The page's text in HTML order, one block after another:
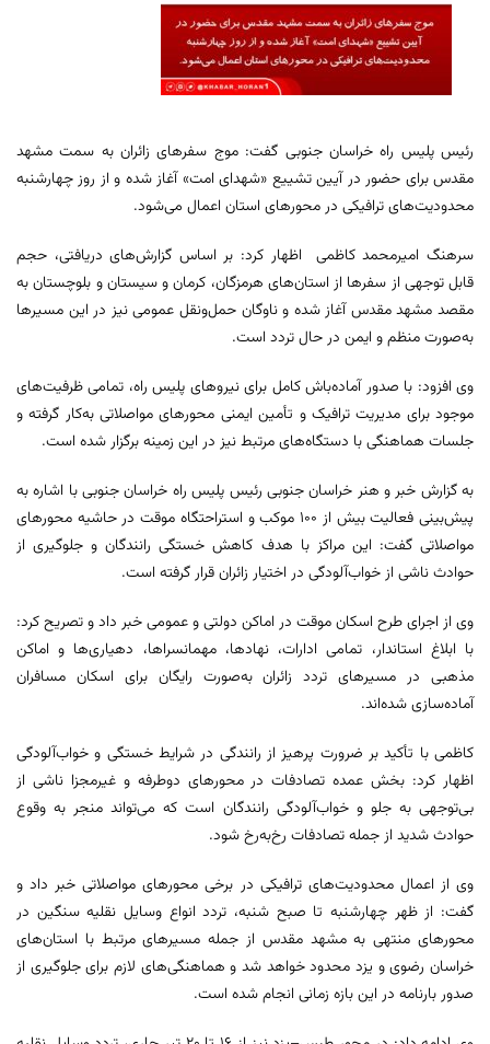
رئیس پلیس راه خراسان جنوبی گفت: موج سفرهای زائران به سمت مشهد
مقدس برای حضور در آیین تشییع «شهدای امت» آغاز شده و از روز چهارشنبه
محدودیت‌های ترافیکی در محورهای استان اعمال می‌شود.
سرهنگ امیرمحمد کاظمی اظهار کرد: بر اساس گزارش‌های دریافتی، حجم
قابل توجهی از سفرها از استان‌های هرمزگان، کرمان و سیستان و بلوچستان به
مقصد مشهد مقدس آغاز شده و ناوگان حمل‌ونقل عمومی نیز در این مسیرها
به‌صورت منظم و ایمن در حال تردد است.
وی افزود: با صدور آماده‌باش کامل برای نیروهای پلیس راه، تمامی ظرفیت‌های
موجود برای مدیریت ترافیک و تأمین ایمنی محورهای مواصلاتی به‌کار گرفته و
جلسات هماهنگی با دستگاه‌های مرتبط نیز در این زمینه برگزار شده است.
به گزارش خبر و هنر خراسان جنوبی رئیس پلیس راه خراسان جنوبی با اشاره به
پیش‌بینی فعالیت بیش از ۱۰۰ موکب و استراحتگاه موقت در حاشیه محورهای
مواصلاتی گفت: این مراکز با هدف کاهش خستگی رانندگان و جلوگیری از
حوادث ناشی از خواب‌آلودگی در اختیار زائران قرار گرفته است.
وی از اجرای طرح اسکان موقت در اماکن دولتی و عمومی خبر داد و تصریح کرد:
با ابلاغ استاندار، تمامی ادارات، نهادها، مهمانسراها، دهیاری‌ها و اماکن
مذهبی در مسیرهای تردد زائران به‌صورت رایگان برای اسکان مسافران
آماده‌سازی شده‌اند.
کاظمی با تأکید بر ضرورت پرهیز از رانندگی در شرایط خستگی و خواب‌آلودگی
اظهار کرد: بخش عمده تصادفات در محورهای دوطرفه و غیرمجزا ناشی از
بی‌توجهی به جلو و خواب‌آلودگی رانندگان است که می‌تواند منجر به وقوع
حوادث شدید از جمله تصادفات رخ‌به‌رخ شود.
وی از اعمال محدودیت‌های ترافیکی در برخی محورهای مواصلاتی خبر داد و
گفت: از ظهر چهارشنبه تا صبح شنبه، تردد انواع وسایل نقلیه سنگین در
محورهای منتهی به مشهد مقدس از جمله مسیرهای مرتبط با استان‌های
خراسان رضوی و یزد محدود خواهد شد و هماهنگی‌های لازم برای جلوگیری از
صدور بارنامه در این بازه زمانی انجام شده است.